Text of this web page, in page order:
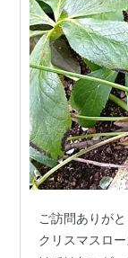
ご訪問ありが
クリスマスロ